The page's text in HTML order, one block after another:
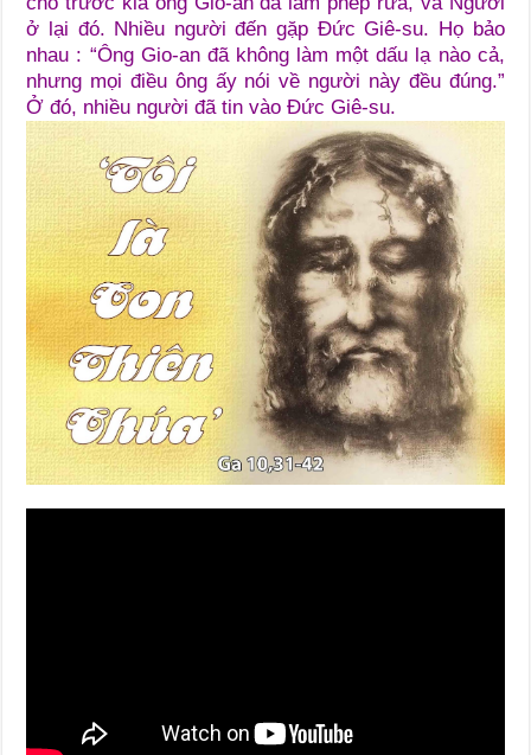
ở lại đó. Nhiều người đến gặp Đức Giê-su. Họ bảo
nhau : “Ông Gio-an đã không làm một dấu lạ nào cả,
nhưng mọi điều ông ấy nói về người này đều đúng.”
Ở đó, nhiều người đã tin vào Đức Giê-su.